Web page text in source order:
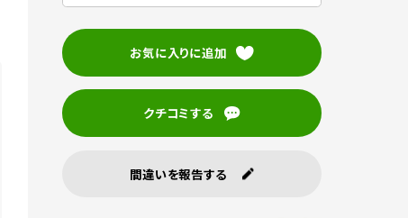
お気に入りに追加
クチコミする
間違いを報告する